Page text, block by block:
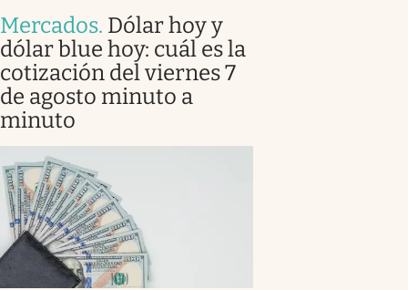
Mercados. Dólar hoy y
dólar blue hoy: cuál es la
cotización del viernes 7
de agosto minuto a
minuto